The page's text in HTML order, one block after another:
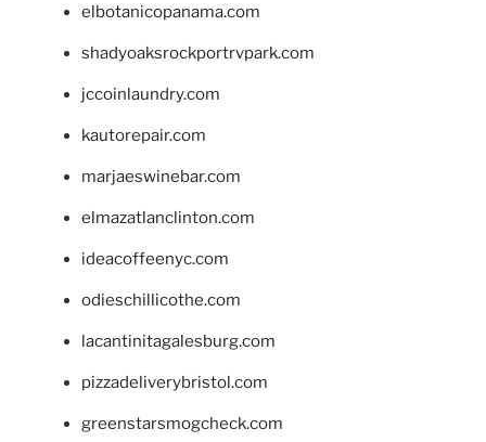
elbotanicopanama.com
shadyoaksrockportrvpark.com
jccoinlaundry.com
kautorepair.com
marjaeswinebar.com
elmazatlanclinton.com
ideacoffeenyc.com
odieschillicothe.com
lacantinitagalesburg.com
pizzadeliverybristol.com
greenstarsmogcheck.com